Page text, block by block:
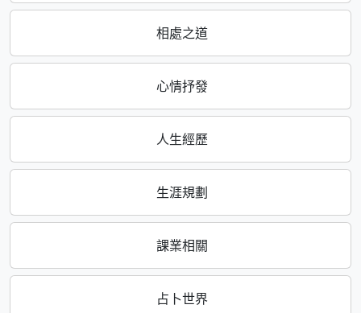
相處之道
心情抒發
人生經歷
生涯規劃
課業相關
占卜世界